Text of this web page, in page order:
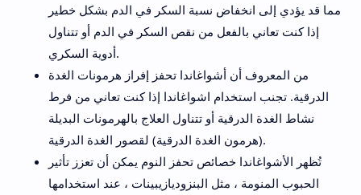
مما قد يؤدي إلى انخفاض نسبة السكر في الدم بشكل خطير
إذا كنت تعاني بالفعل من نقص السكر في الدم أو تتناول
أدوية السكري.
من المعروف أن أشواغاندا تحفز إفراز هرمونات الغدة
الدرقية. تجنب استخدام اشواغاندا إذا كنت تعاني من فرط
نشاط الغدة الدرقية أو تتناول العلاج بالهرمونات البديلة
(هرمون الغدة الدرقية) لقصور الغدة الدرقية.
تُظهر الأشواغاندا خصائص تحفز النوم يمكن أن تعزز تأثير
الحبوب المنومة ، مثل البنزوديازيبينات ، عند استخدامها